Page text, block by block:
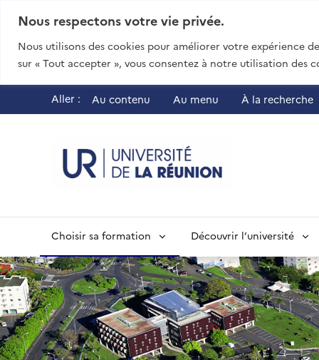
Nous respectons votre vie privée.
Nous utilisons des cookies pour améliorer votre expérience
sur « Tout accepter », vous consentez à notre utilisation des
Aller : Au contenu Au menu À la recherche
Choisir sa formation Découvrir l’université